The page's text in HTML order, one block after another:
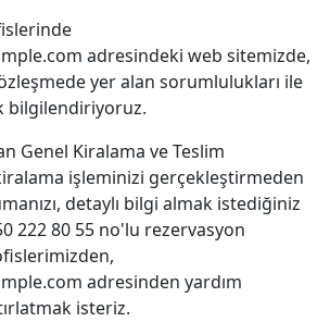
adresindeki web sitemizde,
yer alan sorumlulukları ile
bilgilendiriyoruz.
Genel Kiralama ve Teslim
işleminizi gerçekleştirmeden
detaylı bilgi almak istediğiniz
222 80 55 no'lu rezervasyon
adresinden yardım
isteriz.